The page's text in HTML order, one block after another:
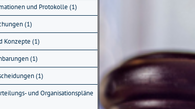
und Protokolle (1)
(1)
Konzepte (1)
(1)
(1)
und Organisationspläne